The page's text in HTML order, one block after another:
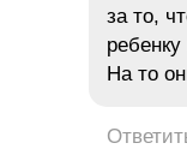
за то,
На то